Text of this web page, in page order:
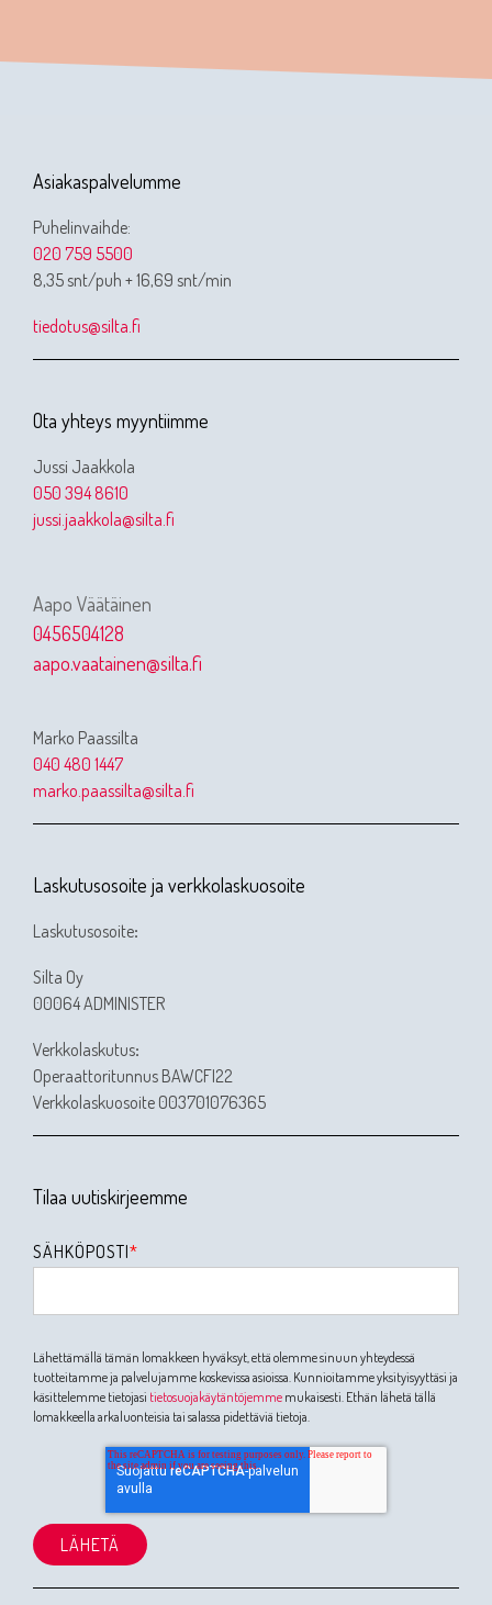
Asiakaspalvelumme
Puhelinvaihde:
020 759 5500
8,35 snt/puh + 16,69 snt/min
tiedotus@silta.fi
Ota yhteys myyntiimme
Jussi Jaakkola
050 394 8610
jussi.jaakkola@silta.fi
Aapo Väätäinen
0456504128
aapo.vaatainen@silta.fi
Marko Paassilta
040 480 1447
marko.paassilta@silta.fi
Laskutusosoite ja verkkolaskuosoite
Laskutusosoite:
Silta Oy
00064 ADMINISTER
Verkkolaskutus:
Operaattoritunnus BAWCFI22
Verkkolaskuosoite 003701076365
Tilaa uutiskirjeemme
SÄHKÖPOSTI*
Lähettämällä tämän lomakkeen hyväksyt, että olemme sinuun yhteydessä
tuotteitamme ja palvelujamme koskevissa asioissa. Kunnioitamme yksityisyyttäsi ja
käsittelemme tietojasi tietosuojakäytäntöjemme mukaisesti. Ethän lähetä tällä
lomakkeella arkaluonteisia tai salassa pidettäviä tietoja.